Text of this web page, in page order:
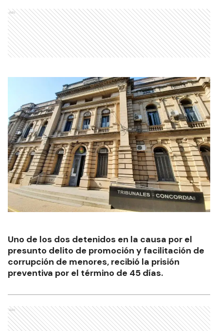
Ads
Uno de los dos detenidos en la causa por el
presunto delito de promoción y facilitación de
corrupción de menores, recibió la prisión
preventiva por el término de 45 días.
Ads